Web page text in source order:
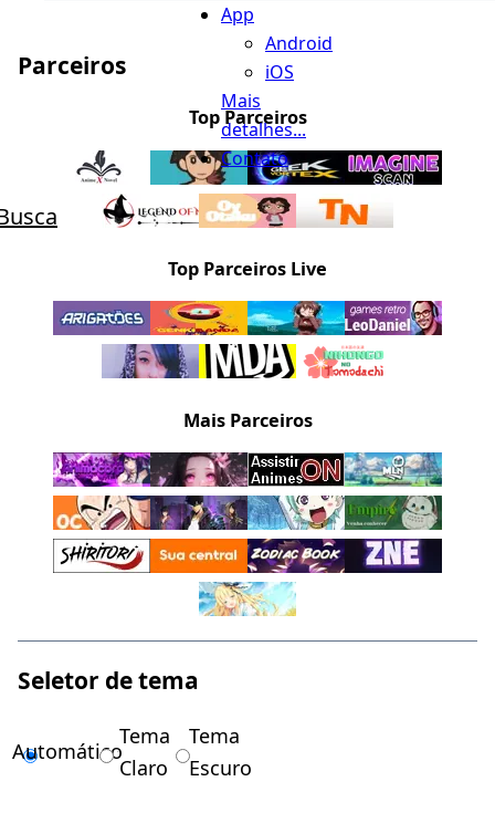
App
Android
iOS
Mais
detalhes...
Contato
Parceiros
Top Parceiros
Top Parceiros Live
Mais Parceiros
Seletor de tema
Automático
Tema
Claro
Tema
Escuro